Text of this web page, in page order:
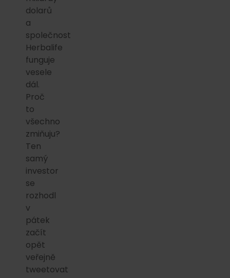
dolarů
a
společnost
Herbalife
funguje
vesele
dál.
Proč
to
všechno
zmiňuju?
Ten
samý
investor
se
rozhodl
v
pátek
začít
opět
veřejně
tweetovat